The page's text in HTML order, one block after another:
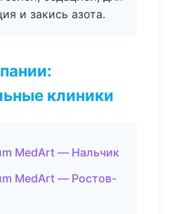
и закись азота.
клиники
MedArt — Нальчик
MedArt — Ростов-